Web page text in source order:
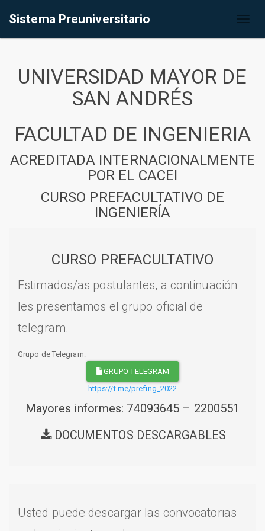
Sistema Preuniversitario
UNIVERSIDAD MAYOR DE
SAN ANDRÉS
FACULTAD DE INGENIERIA
ACREDITADA INTERNACIONALMENTE
POR EL CACEI
CURSO PREFACULTATIVO DE
INGENIERÍA
CURSO PREFACULTATIVO
Estimados/as postulantes, a continuación
les presentamos el grupo oficial de
telegram.
Grupo de Telegram:
GRUPO TELEGRAM
https://t.me/prefing_2022
Mayores informes: 74093645 – 2200551
DOCUMENTOS DESCARGABLES
Usted puede descargar las convocatorias